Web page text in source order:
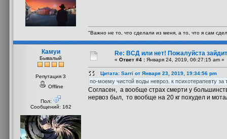
"Важно не то, что сделали из меня, а то, что я сам
Камуи
Бывалый
Репутация 3
Offline
Пол:
Сообщений: 162
Re: ВСД или нет! Пожалуйста
« Ответ #4 : Января 24, 2019, 06:27:15 am »
Цитата: Sarri от Января 23, 2019, 19:34:56 pm
по-моему чистой воды невроз. к психотерапевту
Согласен, а вообще страх смерти у
нервоз был, то вообще на 20 кг похудел и